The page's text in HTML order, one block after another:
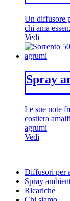
Un diffusore
chi ama
Vedi
Spray
Le sue note
costiera
agrumi
Vedi
Diffusori per
Spray
Ricariche